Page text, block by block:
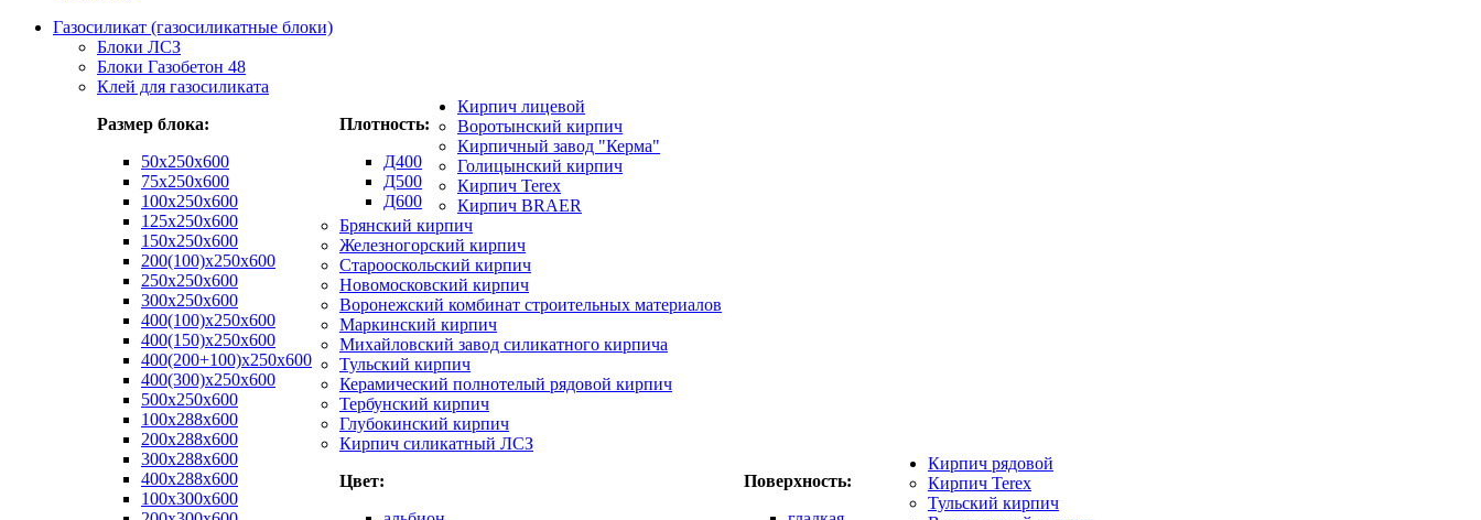
Газосиликат (газосиликатные блоки)
Блоки ЛСЗ
Блоки Газобетон 48
Клей для газосиликата
Размер блока:
50х250х600
75x250x600
100x250x600
125x250x600
150x250x600
200(100)x250x600
250x250x600
300x250x600
400(100)x250x600
400(150)x250x600
400(200+100)x250x600
400(300)x250x600
500x250x600
100x288x600
200x288x600
300x288x600
400x288x600
100х300х600
Плотность:
Д400
Д500
Д600
Кирпич лицевой
Воротынский кирпич
Кирпичный завод "Керма"
Голицынский кирпич
Кирпич Terex
Кирпич BRAER
Брянский кирпич
Железногорский кирпич
Старооскольский кирпич
Новомосковский кирпич
Воронежский комбинат строительных материалов
Маркинский кирпич
Михайловский завод силикатного кирпича
Тульский кирпич
Керамический полнотелый рядовой кирпич
Тербунский кирпич
Глубокинский кирпич
Кирпич силикатный ЛСЗ
Цвет:
Поверхность:
Кирпич рядовой
Кирпич Terex
Тульский кирпич